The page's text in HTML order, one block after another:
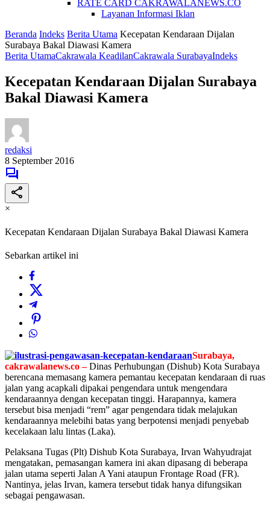
RATE CARD CAKRAWALANEWS.CO
Layanan Informasi Iklan
Beranda Indeks Berita Utama Kecepatan Kendaraan Dijalan
Surabaya Bakal Diawasi Kamera
Berita UtamaCakrawala KeadilanCakrawala SurabayaIndeks
Kecepatan Kendaraan Dijalan Surabaya
Bakal Diawasi Kamera
redaksi
8 September 2016
×
Kecepatan Kendaraan Dijalan Surabaya Bakal Diawasi Kamera
Sebarkan artikel ini
Surabaya,
cakrawalanews.co –Dinas Perhubungan (Dishub) Kota Surabaya
berencana memasang kamera pemantau kecepatan kendaraan di ruas
jalan yang acapkali dipakai pengendara untuk mengendara
kendaraannya dengan kecepatan tinggi. Harapannya, kamera
tersebut bisa menjadi “rem” agar pengendara tidak melajukan
kendaraannya melebihi batas yang berpotensi menjadi penyebab
kecelakaan lalu lintas (Laka).
Pelaksana Tugas (Plt) Dishub Kota Surabaya, Irvan Wahyudrajat
mengatakan, pemasangan kamera ini akan dipasang di beberapa
jalan utama seperti Jalan A Yani ataupun Frontage Road (FR).
Nantinya, jelas Irvan, kamera tersebut tidak hanya difungsikan
sebagai pengawasan.